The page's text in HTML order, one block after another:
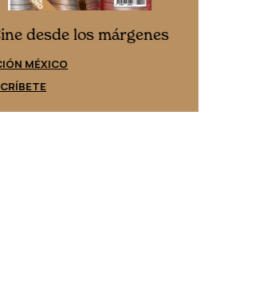
desde los márgenes
MÉXICO